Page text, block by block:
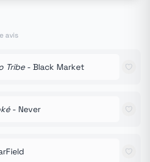
avis
Tribe- Black Market
- Never